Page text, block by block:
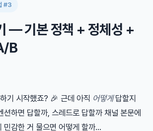
#3
— 기본 정책 + 정체성 +
B
기 시작했죠? 🎉 근데 아직 어떻게답할지
션하면 답할까, 스레드로 답할까 채널 본문에
민감한 거 물으면 어떻게 할까…